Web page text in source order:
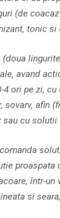
(de
tonic si
avand
4 ori pe zi,
sovarv, afin
sau cu solutii
proaspata
într-un
si